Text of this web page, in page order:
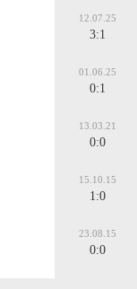
12.07.25
3:1
01.06.25
0:1
13.03.21
0:0
15.10.15
1:0
23.08.15
0:0